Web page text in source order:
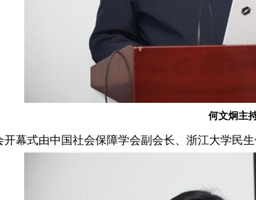
何文炯主
开幕式由中国社会保障学会副会长、浙江大学民